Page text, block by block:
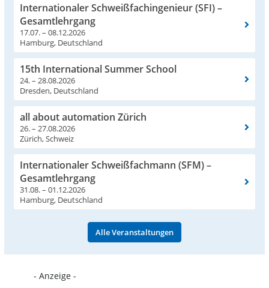
Internationaler Schweißfachingenieur (SFI) –
Gesamtlehrgang
17.07. – 08.12.2026
Hamburg, Deutschland
15th International Summer School
24. – 28.08.2026
Dresden, Deutschland
all about automation Zürich
26. – 27.08.2026
Zürich, Schweiz
Internationaler Schweißfachmann (SFM) –
Gesamtlehrgang
31.08. – 01.12.2026
Hamburg, Deutschland
Alle Veranstaltungen
- Anzeige -